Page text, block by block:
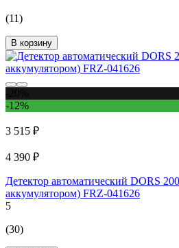
(11)
В корзину
-12%
3 515 ₽
4 390 ₽
Детектор автоматический DORS
аккумулятором) FRZ-041626
5
(30)